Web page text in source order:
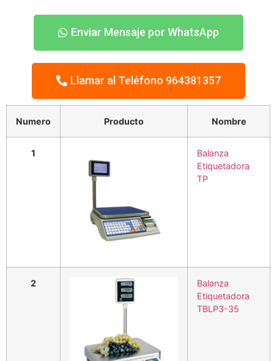
Enviar Mensaje por WhatsApp
Llamar al Teléfono 964381357
Numero Producto Nombre
1
Balanza
Etiquetadora
TP
2
Balanza
Etiquetadora
TBLP3-35